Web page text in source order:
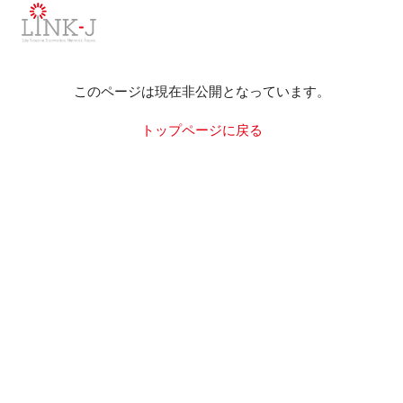
このページは現在非公開となっています。
トップページに戻る